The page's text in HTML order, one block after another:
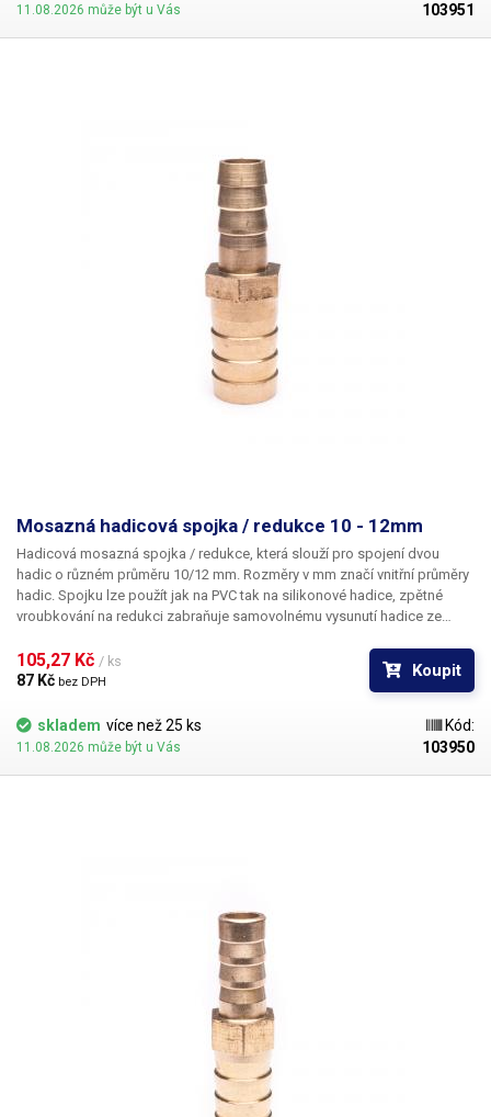
11.08.2026 může být u Vás
103951
Mosazná hadicová spojka / redukce 10 - 12mm
Hadicová mosazná spojka / redukce, která slouží pro spojení dvou
hadic o různém průměru 10/12 mm. Rozměry v mm značí vnitřní průměry
hadic. Spojku lze použít jak na PVC tak na silikonové hadice, zpětné
vroubkování na redukci zabraňuje samovolnému vysunutí hadice ze
Délka: 46mm Váha: 16g
105,27 Kč / ks
87 Kč bez DPH
Koupit
skladem více než 25 ks
11.08.2026 může být u Vás
Kód:
103950